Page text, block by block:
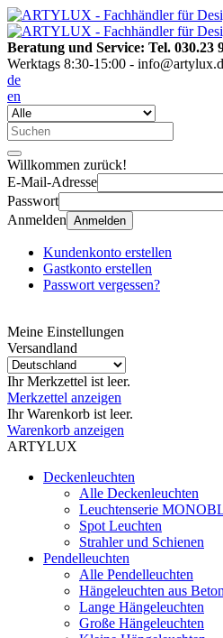
Beratung und Service: Tel. 030.23
Werktags 8:30-15:00 -
de
en
Willkommen zurück!
E-Mail-Adresse
Passwort
Anmelden Anmelden
Kundenkonto erstellen
Gastkonto erstellen
Passwort vergessen?
Meine Einstellungen
Versandland
Ihr Merkzettel ist leer.
Merkzettel anzeigen
Ihr Warenkorb ist leer.
Warenkorb anzeigen
ARTYLUX
Deckenleuchten
Alle Deckenleuchten
Leuchtenserie
Spot Leuchten
Strahler und Schienen
Pendelleuchten
Alle Pendelleuchten
Hängeleuchten aus Beton
Lange Hängeleuchten
Große Hängeleuchten